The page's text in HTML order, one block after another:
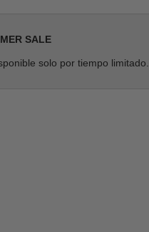
SALE
solo por tiempo limitado.